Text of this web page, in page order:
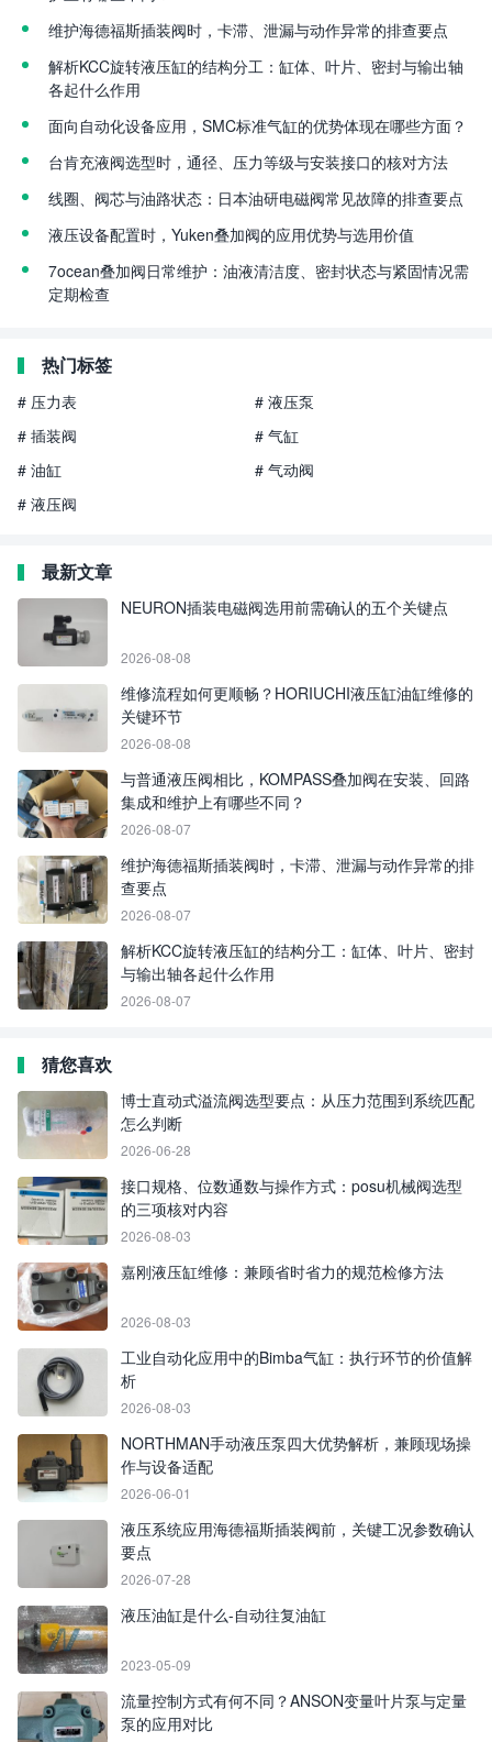
维护海德福斯插装阀时，卡滞、泄漏与动作异常的排查要点
解析KCC旋转液压缸的结构分工：缸体、叶片、密封与输出轴
各起什么作用
面向自动化设备应用，SMC标准气缸的优势体现在哪些方面？
台肯充液阀选型时，通径、压力等级与安装接口的核对方法
线圈、阀芯与油路状态：日本油研电磁阀常见故障的排查要点
液压设备配置时，Yuken叠加阀的应用优势与选用价值
7ocean叠加阀日常维护：油液清洁度、密封状态与紧固情况需
定期检查
热门标签
# 压力表
# 液压泵
# 插装阀
# 气缸
# 油缸
# 气动阀
# 液压阀
最新文章
NEURON插装电磁阀选用前需确认的五个关键点
2026-08-08
维修流程如何更顺畅？HORIUCHI液压缸油缸维修的
关键环节
2026-08-08
与普通液压阀相比，KOMPASS叠加阀在安装、回路
集成和维护上有哪些不同？
2026-08-07
维护海德福斯插装阀时，卡滞、泄漏与动作异常的排
查要点
2026-08-07
解析KCC旋转液压缸的结构分工：缸体、叶片、密封
与输出轴各起什么作用
2026-08-07
猜您喜欢
博士直动式溢流阀选型要点：从压力范围到系统匹配
怎么判断
2026-06-28
接口规格、位数通数与操作方式：posu机械阀选型
的三项核对内容
2026-08-03
嘉刚液压缸维修：兼顾省时省力的规范检修方法
2026-08-03
工业自动化应用中的Bimba气缸：执行环节的价值解
析
2026-08-03
NORTHMAN手动液压泵四大优势解析，兼顾现场操
作与设备适配
2026-06-01
液压系统应用海德福斯插装阀前，关键工况参数确认
要点
2026-07-28
液压油缸是什么-自动往复油缸
2023-05-09
流量控制方式有何不同？ANSON变量叶片泵与定量
泵的应用对比